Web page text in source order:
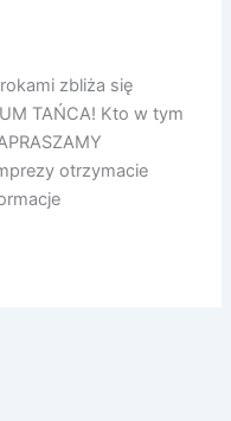
zbliża się
TAŃCA! Kto w tym
otrzymacie